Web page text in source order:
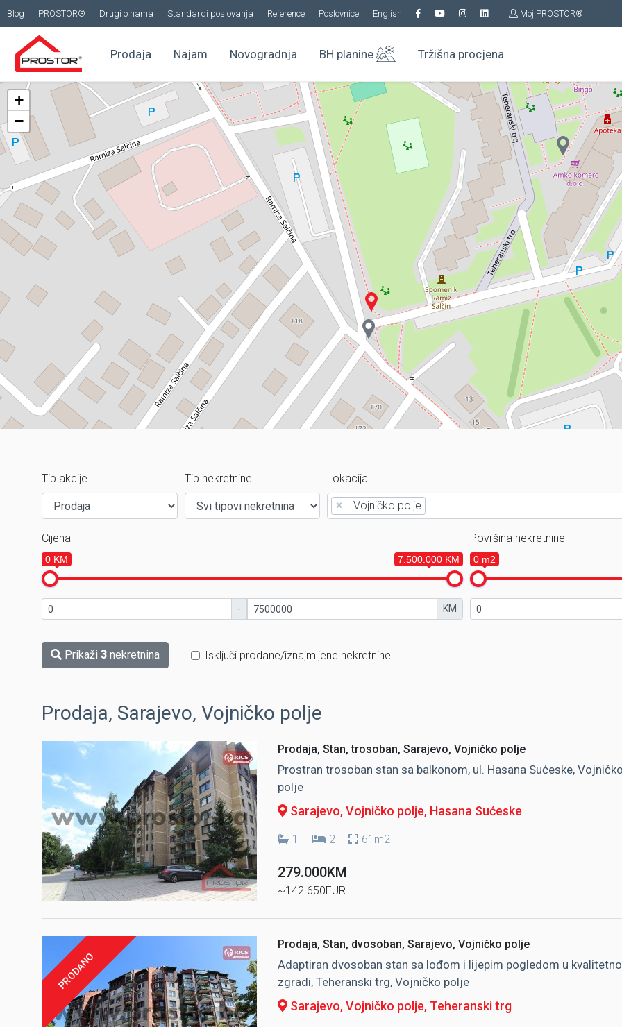
Blog PROSTOR® Drugi o nama Standardi poslovanja Reference Poslovnice English Moj PROSTOR®
Prodaja Najam Novogradnja BH planine Tržišna procjena
+
−
Tip akcije Tip nekretnine Lokacija
× Vojničko polje
Cijena
0 KM 7.500.000 KM
- KM
Površina nekretnine
0 m2
Prikaži 3 nekretnina Isključi prodane/iznajmljene nekretnine
Prodaja, Sarajevo, Vojničko polje
Prodaja, Stan, trosoban, Sarajevo, Vojničko polje
Prostran trosoban stan sa balkonom, ul. Hasana Sućeske,
polje
Sarajevo, Vojničko polje, Hasana Sućeske
1 2 61m2
279.000KM
~142.650EUR
PRODANO
Prodaja, Stan, dvosoban, Sarajevo, Vojničko polje
Adaptiran dvosoban stan sa lođom i lijepim pogledom u
zgradi, Teheranski trg, Vojničko polje
Sarajevo, Vojničko polje, Teheranski trg